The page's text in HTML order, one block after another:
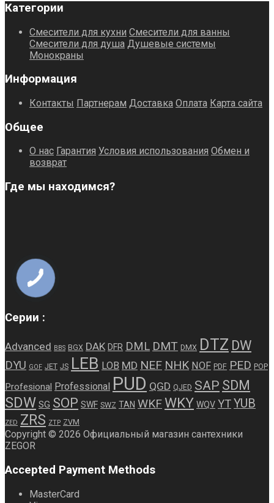
Категории
Смесители для кухни Смесители для ванны
Смесители для душа Душевые системы
Монокраны
Информация
Контакты Партнерам Доставка Оплата Карта сайта
Общее
О нас Гарантия Условия использования Обмен и
возврат
Где мы находимся?
Серии :
Advanced BBS BGX DAK DFR DML DMT DMX DTZ DW
DYU GOF JET JS LEB LOB MD NEF NHK NOF PDF PED POP
Profesional Professional PUD QGD QJED SAP SDM
SDW SG SOP SWF SWZ TAN WKFWKY WQV YTYUB
ZED ZRS ZTP ZVM
Copyright © 2026 Официальный магазин сантехники
ZEGOR
Accepted Payment Methods
MasterCard